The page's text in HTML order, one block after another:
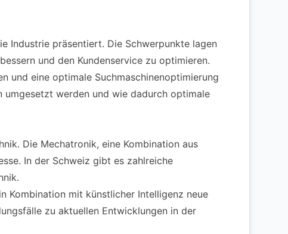
Industrie präsentiert. Die Schwerpunkte lagen
und den Kundenservice zu optimieren.
und eine optimale Suchmaschinenoptimierung
umgesetzt werden und wie dadurch optimale
Die Mechatronik, eine Kombination aus
In der Schweiz gibt es zahlreiche
Kombination mit künstlicher Intelligenz neue
zu aktuellen Entwicklungen in der